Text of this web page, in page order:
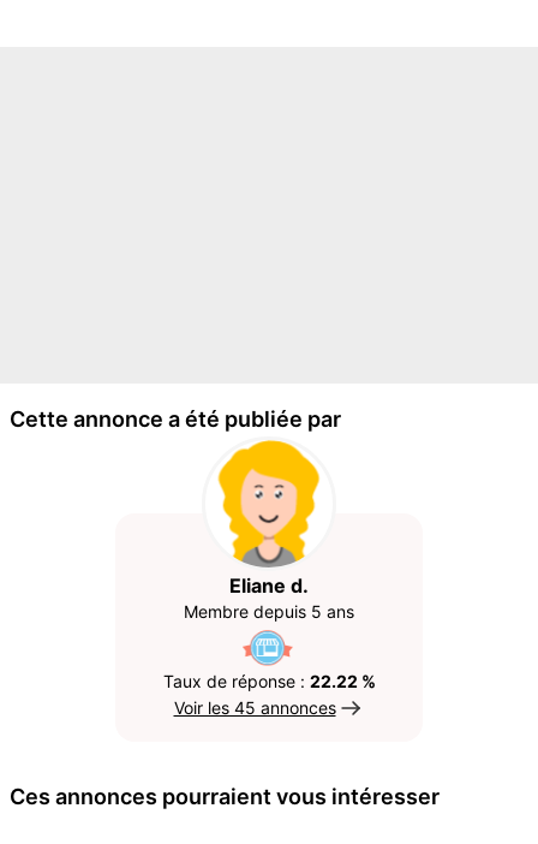
Cette annonce a été publiée par
Eliane d.
Membre depuis 5 ans
Taux de réponse : 22.22 %
Voir les 45 annonces
Ces annonces pourraient vous intéresser